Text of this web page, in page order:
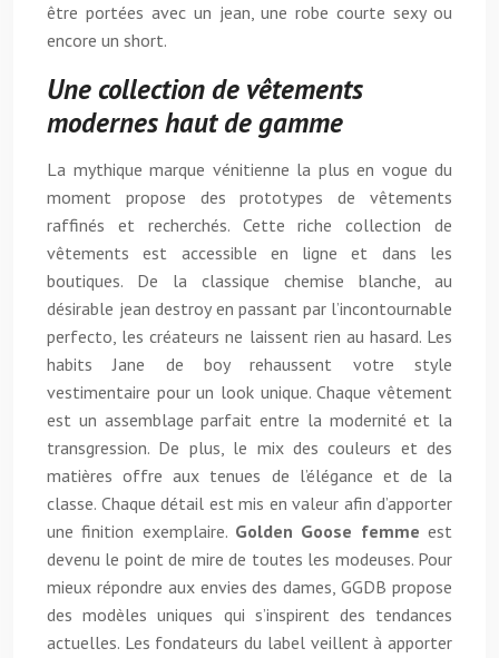
être portées avec un jean, une robe courte sexy ou
encore un short.
Une collection de vêtements
modernes haut de gamme
La mythique marque vénitienne la plus en vogue du
moment propose des prototypes de vêtements
raffinés et recherchés. Cette riche collection de
vêtements est accessible en ligne et dans les
boutiques. De la classique chemise blanche, au
désirable jean destroy en passant par l’incontournable
perfecto, les créateurs ne laissent rien au hasard. Les
habits Jane de boy rehaussent votre style
vestimentaire pour un look unique. Chaque vêtement
est un assemblage parfait entre la modernité et la
transgression. De plus, le mix des couleurs et des
matières offre aux tenues de l’élégance et de la
classe. Chaque détail est mis en valeur afin d’apporter
une finition exemplaire. Golden Goose femme est
devenu le point de mire de toutes les modeuses. Pour
mieux répondre aux envies des dames, GGDB propose
des modèles uniques qui s’inspirent des tendances
actuelles. Les fondateurs du label veillent à apporter